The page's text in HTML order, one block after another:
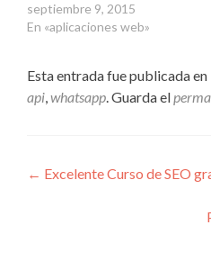
septiembre 9, 2015
En «aplicaciones web»
Esta entrada fue publicada en
api,whatsapp. Guarda el
Navegación
← Excelente Curso de SEO